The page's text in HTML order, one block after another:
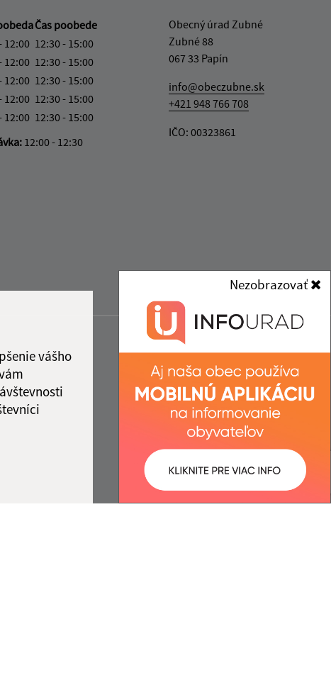
vášho
Nezobrazovať
Čas poobede
12:00 12:30 - 15:00
12:00 12:30 - 15:00
12:00 12:30 - 15:00
12:00 12:30 - 15:00
12:00 12:30 - 15:00
12:00 - 12:30
Obecný úrad Zubné
Zubné 88
067 33 Papín
info@obeczubne.sk
+421 948 766 708
IČO: 00323861